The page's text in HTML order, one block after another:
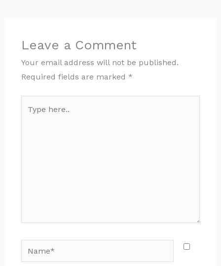
Leave a Comment
Your email address will not be published.
Required fields are marked *
here..
Name*